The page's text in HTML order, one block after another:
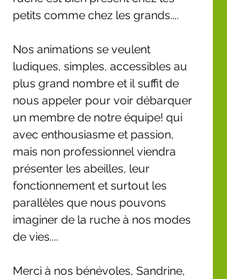
petits comme chez les grands....
Nos animations se veulent
ludiques, simples, accessibles au
plus grand nombre et il suffit de
nous appeler pour voir débarquer
un membre de notre équipe! qui
avec enthousiasme et passion,
mais non professionnel viendra
présenter les abeilles, leur
fonctionnement et surtout les
parallèles que nous pouvons
imaginer de la ruche à nos modes
de vies....
Merci à nos bénévoles, Sandrine,